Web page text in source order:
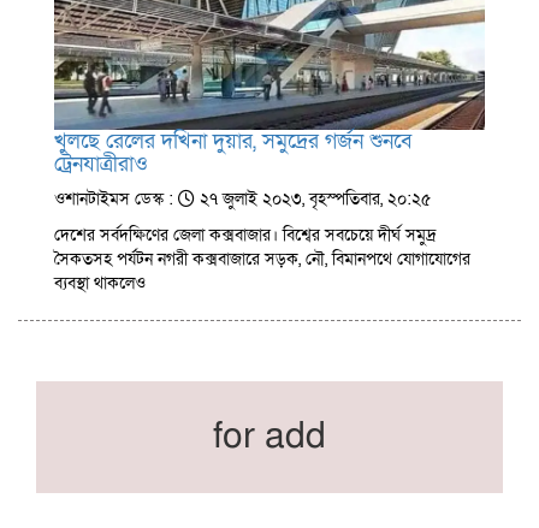
খুলছে রেলের দখিনা দুয়ার, সমুদ্রের গর্জন শুনবে
ট্রেনযাত্রীরাও
ওশানটাইমস ডেস্ক :
২৭ জুলাই ২০২৩, বৃহস্পতিবার, ২০:২৫
দেশের সর্বদক্ষিণের জেলা কক্সবাজার। বিশ্বের সবচেয়ে দীর্ঘ সমুদ্র
সৈকতসহ পর্যটন নগরী কক্সবাজারে সড়ক, নৌ, বিমানপথে যোগাযোগের
ব্যবস্থা থাকলেও
for add